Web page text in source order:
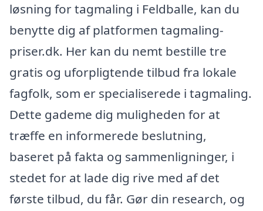
løsning for tagmaling i Feldballe, kan du
benytte dig af platformen tagmaling-
priser.dk. Her kan du nemt bestille tre
gratis og uforpligtende tilbud fra lokale
fagfolk, som er specialiserede i tagmaling.
Dette gademe dig muligheden for at
træffe en informerede beslutning,
baseret på fakta og sammenligninger, i
stedet for at lade dig rive med af det
første tilbud, du får. Gør din research, og